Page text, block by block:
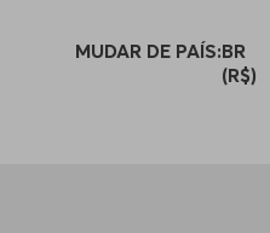
MUDAR DE PAÍS:BR
(R$)